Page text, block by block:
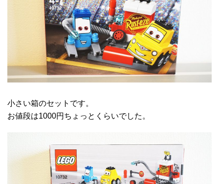
小さい箱のセットです。
お値段は1000円ちょっとくらいでした。